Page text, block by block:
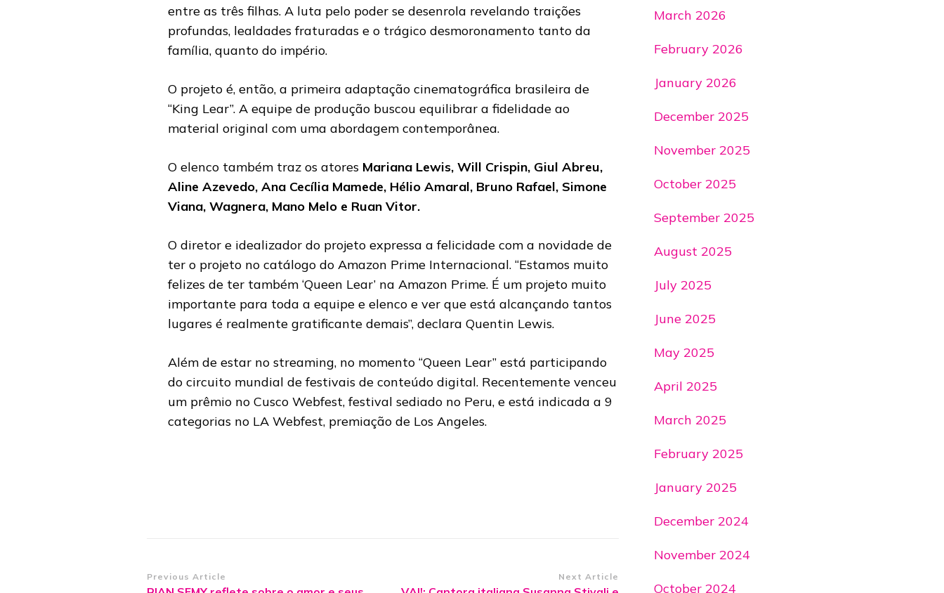
entre as três filhas. A luta pelo poder se desenrola revelando traições
profundas, lealdades fraturadas e o trágico desmoronamento tanto da
família, quanto do império.
O projeto é, então, a primeira adaptação cinematográfica brasileira de
“King Lear”. A equipe de produção buscou equilibrar a fidelidade ao
material original com uma abordagem contemporânea.
O elenco também traz os atores Mariana Lewis, Will Crispin, Giul Abreu,
Aline Azevedo, Ana Cecília Mamede, Hélio Amaral, Bruno Rafael, Simone
Viana, Wagnera, Mano Melo e Ruan Vitor.
O diretor e idealizador do projeto expressa a felicidade com a novidade de
ter o projeto no catálogo do Amazon Prime Internacional. “Estamos muito
felizes de ter também ‘Queen Lear’ na Amazon Prime. É um projeto muito
importante para toda a equipe e elenco e ver que está alcançando tantos
lugares é realmente gratificante demais”, declara Quentin Lewis.
Além de estar no streaming, no momento “Queen Lear” está participando
do circuito mundial de festivais de conteúdo digital. Recentemente venceu
um prêmio no Cusco Webfest, festival sediado no Peru, e está indicada a 9
categorias no LA Webfest, premiação de Los Angeles.
Post
Previous Article Next Article
March 2026
February 2026
January 2026
December 2025
November 2025
October 2025
September 2025
August 2025
July 2025
June 2025
May 2025
April 2025
March 2025
February 2025
January 2025
December 2024
November 2024
October 2024